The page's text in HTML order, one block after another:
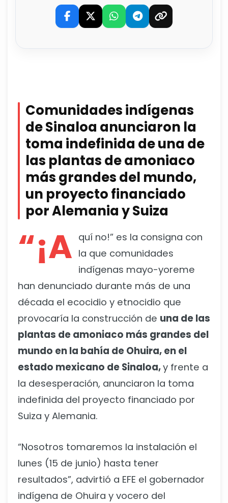
Comunidades indígenas
de Sinaloa anunciaron la
toma indefinida de una de
las plantas de amoniaco
más grandes del mundo,
un proyecto financiado
por Alemania y Suiza
“¡A quí no!” es la consigna con
la que comunidades
indígenas mayo-yoreme
han denunciado durante más de una
década el ecocidio y etnocidio que
provocaría la construcción de una de las
plantas de amoniaco más grandes del
mundo en la bahía de Ohuira, en el
estado mexicano de Sinaloa,y frente a
la desesperación, anunciaron la toma
indefinida del proyecto financiado por
Suiza y Alemania.
“Nosotros tomaremos la instalación el
lunes (15 de junio) hasta tener
resultados”, advirtió a EFE el gobernador
indígena de Ohuira y vocero del